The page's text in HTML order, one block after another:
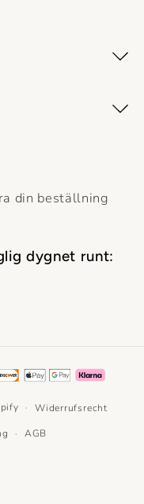
din beställning
dygnet runt:
Widerrufsrecht
AGB